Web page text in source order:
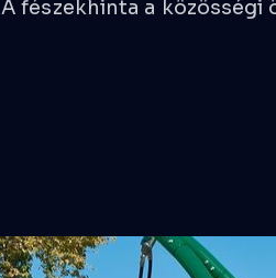
A fészekhinta a közösségi